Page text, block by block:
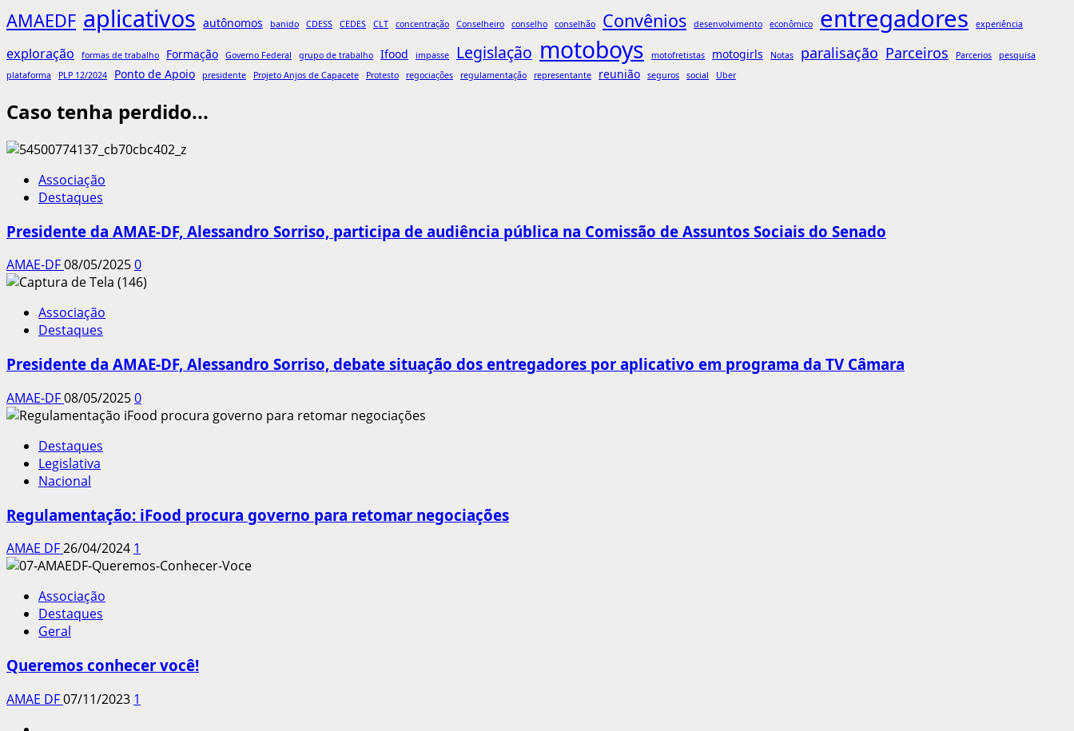
AMAEDF aplicativos autônomos banido CDESS CEDES CLT concentração Conselheiro conselho conselhão Convênios desenvolvimento econômico entregadores experiência
exploração formas de trabalho Formação Governo Federal grupo de trabalho Ifood impasse Legislação motoboys motofretistas motogirls Notas paralisação Parceiros Parcerios
pesquisa
plataforma
PLP 12/2024 Ponto de Apoio presidente Projeto Anjos de Capacete Protesto regociações regulamentação representante reunião seguros social Uber
Caso tenha perdido...
Associação
Destaques
Presidente da AMAE-DF, Alessandro Sorriso, participa de audiência pública na Comissão de Assuntos Sociais do Senado
AMAE-DF08/05/20250
Associação
Destaques
Presidente da AMAE-DF, Alessandro Sorriso, debate situação dos entregadores por aplicativo em programa da TV Câmara
AMAE-DF08/05/20250
Destaques
Legislativa
Nacional
Regulamentação: iFood procura governo para retomar negociações
AMAE DF26/04/2024 1
Associação
Destaques
Geral
Queremos conhecer você!
AMAE DF07/11/2023 1